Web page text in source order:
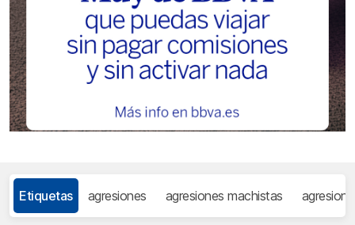
Etiquetas agresiones agresiones machistas